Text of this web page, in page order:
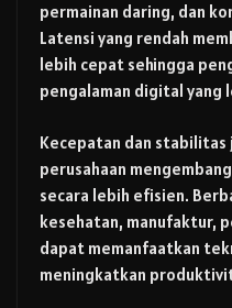
permainan daring, dan
Latensi yang rendah
lebih cepat sehingga
pengalaman digital yang
Kecepatan dan stabilitas
perusahaan
secara lebih efisien.
kesehatan, manufaktur,
dapat memanfaatkan
meningkatkan